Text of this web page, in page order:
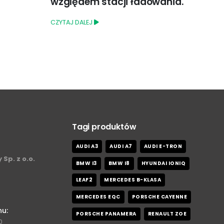
CZYTAJ DALEJ
z o.o.
Tagi produktów
AUDI A3 AUDI A7 AUDI E-TRON
BMW I3 BMW I8 HYUNDAI IONIQ
LEAF2 MERCEDES B-KLASA
MERCEDES EQC PORSCHE CAYENNE
PORSCHE PANAMERA RENAULT ZOE